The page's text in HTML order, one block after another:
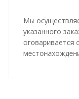
Мы
указанного
оговаривается